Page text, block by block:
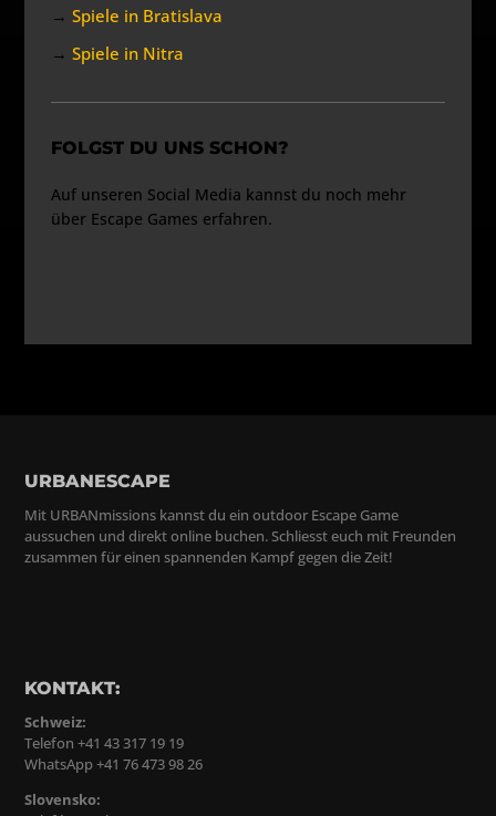
→Spiele in Bratislava
→Spiele in Nitra
FOLGST DU UNS SCHON?
Auf unseren Social Media kannst du noch mehr
über Escape Games erfahren.
URBANESCAPE
Mit URBANmissions kannst du ein outdoor Escape Game
aussuchen und direkt online buchen. Schliesst euch mit Freunden
zusammen für einen spannenden Kampf gegen die Zeit!
KONTAKT:
Schweiz:
Telefon +41 43 317 19 19
WhatsApp +41 76 473 98 26
Slovensko: